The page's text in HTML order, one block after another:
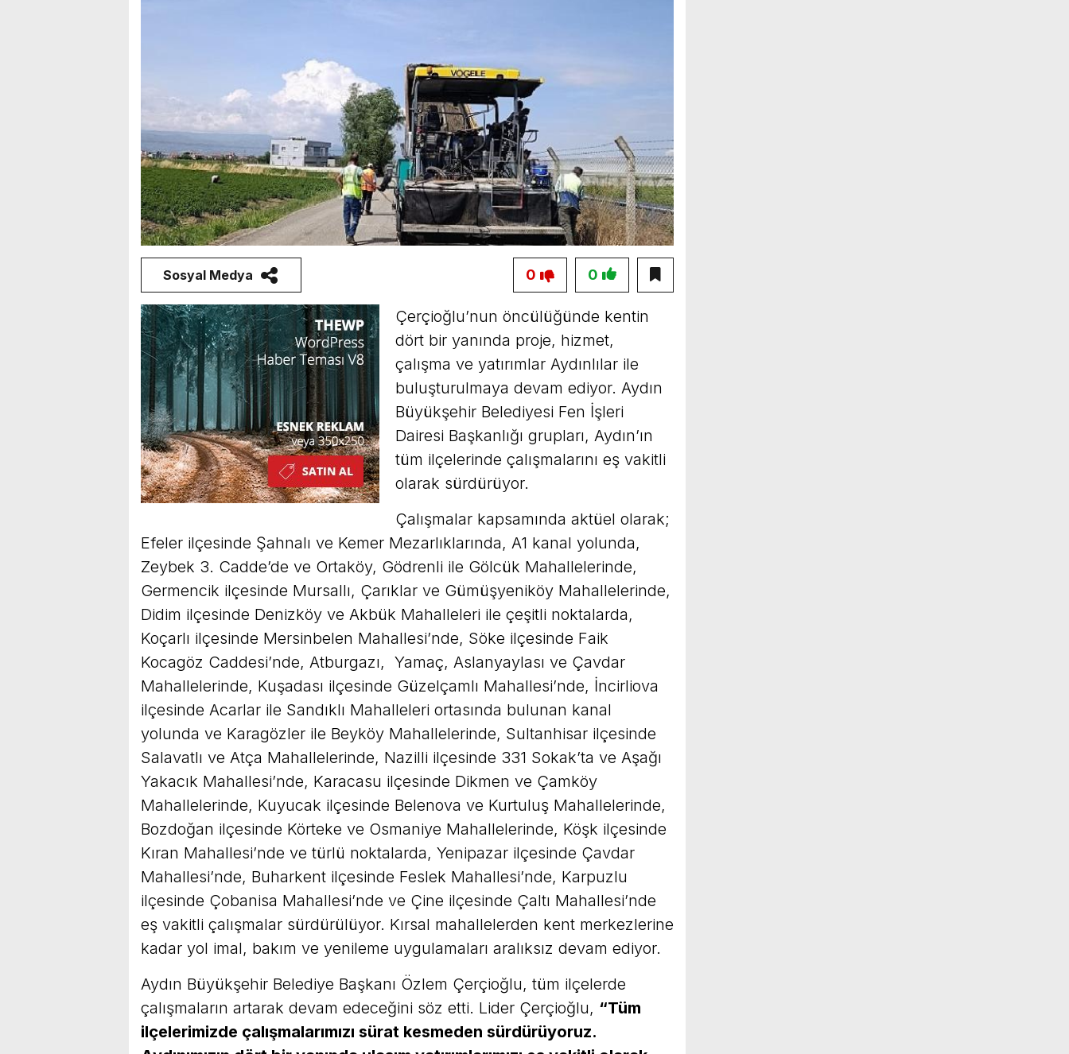
Sosyal Medya 0
0
Çerçioğlu’nun öncülüğünde kentin
dört bir yanında proje, hizmet,
çalışma ve yatırımlar Aydınlılar ile
buluşturulmaya devam ediyor. Aydın
Büyükşehir Belediyesi Fen İşleri
Dairesi Başkanlığı grupları, Aydın’ın
tüm ilçelerinde çalışmalarını eş vakitli
olarak sürdürüyor.
Çalışmalar kapsamında aktüel olarak;
Efeler ilçesinde Şahnalı ve Kemer Mezarlıklarında, A1 kanal yolunda,
Zeybek 3. Cadde’de ve Ortaköy, Gödrenli ile Gölcük Mahallelerinde,
Germencik ilçesinde Mursallı, Çarıklar ve Gümüşyeniköy Mahallelerinde,
Didim ilçesinde Denizköy ve Akbük Mahalleleri ile çeşitli noktalarda,
Koçarlı ilçesinde Mersinbelen Mahallesi’nde, Söke ilçesinde Faik
Kocagöz Caddesi’nde, Atburgazı, Yamaç, Aslanyaylası ve Çavdar
Mahallelerinde, Kuşadası ilçesinde Güzelçamlı Mahallesi’nde, İncirliova
ilçesinde Acarlar ile Sandıklı Mahalleleri ortasında bulunan kanal
yolunda ve Karagözler ile Beyköy Mahallelerinde, Sultanhisar ilçesinde
Salavatlı ve Atça Mahallelerinde, Nazilli ilçesinde 331 Sokak’ta ve Aşağı
Yakacık Mahallesi’nde, Karacasu ilçesinde Dikmen ve Çamköy
Mahallelerinde, Kuyucak ilçesinde Belenova ve Kurtuluş Mahallelerinde,
Bozdoğan ilçesinde Körteke ve Osmaniye Mahallelerinde, Köşk ilçesinde
Kıran Mahallesi’nde ve türlü noktalarda, Yenipazar ilçesinde Çavdar
Mahallesi’nde, Buharkent ilçesinde Feslek Mahallesi’nde, Karpuzlu
ilçesinde Çobanisa Mahallesi’nde ve Çine ilçesinde Çaltı Mahallesi’nde
eş vakitli çalışmalar sürdürülüyor. Kırsal mahallelerden kent merkezlerine
kadar yol imal, bakım ve yenileme uygulamaları aralıksız devam ediyor.
Aydın Büyükşehir Belediye Başkanı Özlem Çerçioğlu, tüm ilçelerde
çalışmaların artarak devam edeceğini söz etti. Lider Çerçioğlu, “Tüm
ilçelerimizde çalışmalarımızı sürat kesmeden sürdürüyoruz.